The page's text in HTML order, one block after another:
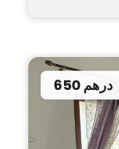
650 درهم